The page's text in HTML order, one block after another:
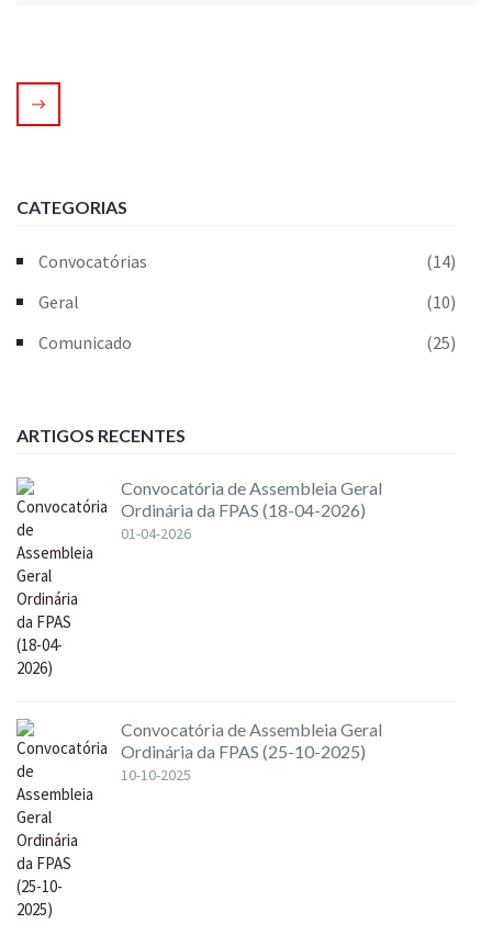
CATEGORIAS
Convocatórias
(14)
Geral
(10)
Comunicado
(25)
ARTIGOS RECENTES
Convocatória de Assembleia Geral
Ordinária da FPAS (18-04-2026)
01-04-2026
Convocatória de Assembleia Geral
Ordinária da FPAS (25-10-2025)
10-10-2025